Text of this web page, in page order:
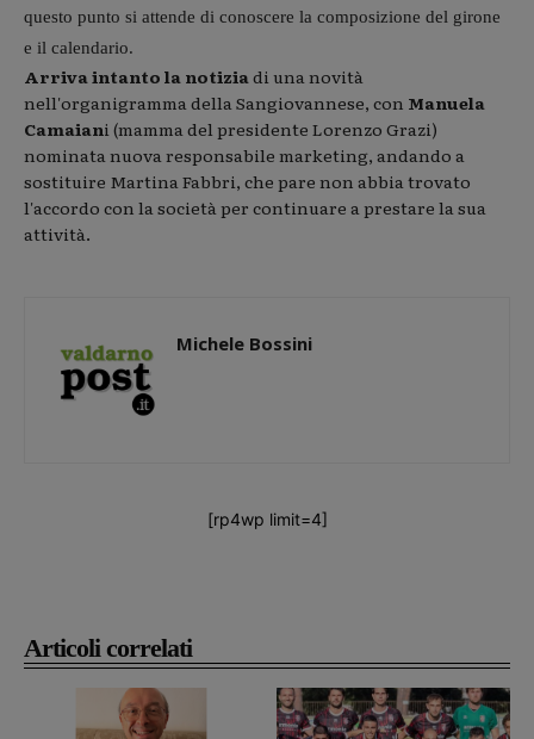
Articoli correlati
questo punto si attende di conoscere la composizione del girone
e il calendario.
Arriva intanto la notiziadi una novità
nell'organigramma della Sangiovannese, con Manuela
Camaiani (mamma del presidente Lorenzo Grazi)
nominata nuova responsabile marketing, andando a
sostituire Martina Fabbri, che pare non abbia trovato
l'accordo con la società per continuare a prestare la sua
attività.
Michele Bossini
[rp4wp limit=4]